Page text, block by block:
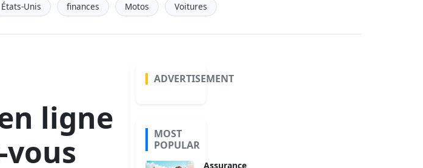
États-Unis finances Motos Voitures
ligne
ADVERTISEMENT
MOST
POPULAR
Assurance